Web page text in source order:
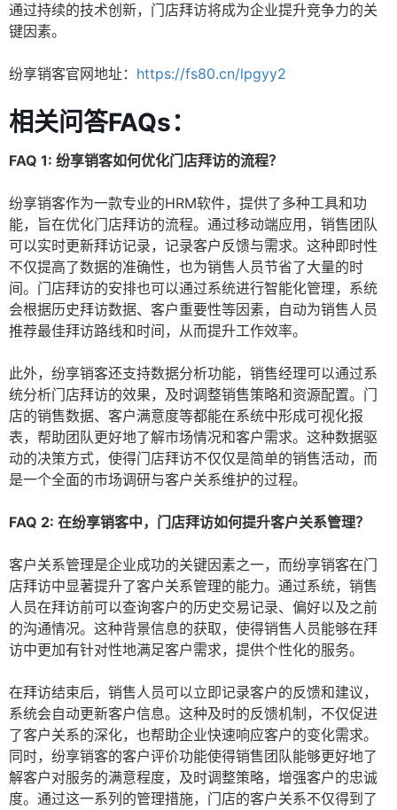
通过持续的技术创新，门店拜访将成为企业提升竞争力的关
键因素。
纷享销客官网地址： https://fs80.cn/lpgyy2
相关问答FAQs：
FAQ 1: 纷享销客如何优化门店拜访的流程？
纷享销客作为一款专业的HRM软件，提供了多种工具和功
能，旨在优化门店拜访的流程。通过移动端应用，销售团队
可以实时更新拜访记录，记录客户反馈与需求。这种即时性
不仅提高了数据的准确性，也为销售人员节省了大量的时
间。门店拜访的安排也可以通过系统进行智能化管理，系统
会根据历史拜访数据、客户重要性等因素，自动为销售人员
推荐最佳拜访路线和时间，从而提升工作效率。
此外，纷享销客还支持数据分析功能，销售经理可以通过系
统分析门店拜访的效果，及时调整销售策略和资源配置。门
店的销售数据、客户满意度等都能在系统中形成可视化报
表，帮助团队更好地了解市场情况和客户需求。这种数据驱
动的决策方式，使得门店拜访不仅仅是简单的销售活动，而
是一个全面的市场调研与客户关系维护的过程。
FAQ 2: 在纷享销客中，门店拜访如何提升客户关系管理？
客户关系管理是企业成功的关键因素之一，而纷享销客在门
店拜访中显著提升了客户关系管理的能力。通过系统，销售
人员在拜访前可以查询客户的历史交易记录、偏好以及之前
的沟通情况。这种背景信息的获取，使得销售人员能够在拜
访中更加有针对性地满足客户需求，提供个性化的服务。
在拜访结束后，销售人员可以立即记录客户的反馈和建议，
系统会自动更新客户信息。这种及时的反馈机制，不仅促进
了客户关系的深化，也帮助企业快速响应客户的变化需求。
同时，纷享销客的客户评价功能使得销售团队能够更好地了
解客户对服务的满意程度，及时调整策略，增强客户的忠诚
度。通过这一系列的管理措施，门店的客户关系不仅得到了